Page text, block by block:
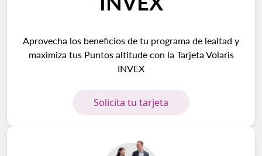
Aprovecha los beneficios de tu programa de lealtad y
maximiza tus Puntos altitude con la Tarjeta Volaris
INVEX
Solicita tu tarjeta